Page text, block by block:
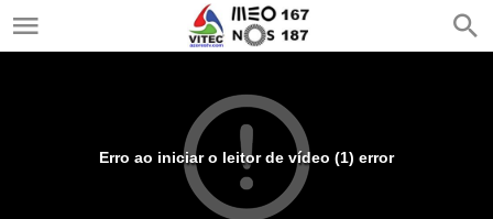
Erro ao iniciar o leitor de vídeo (1) error